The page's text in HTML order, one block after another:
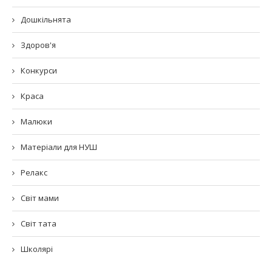
Дошкільнята
Здоров'я
Конкурси
Краса
Малюки
Матеріали для НУШ
Релакс
Світ мами
Світ тата
Школярі